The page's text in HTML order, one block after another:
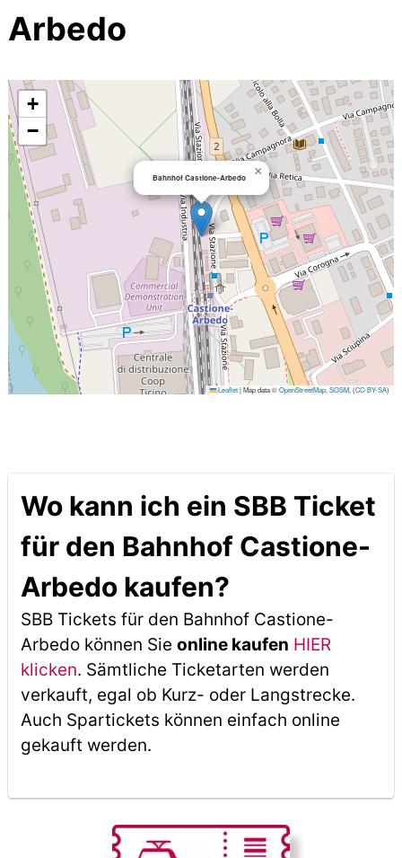
Arbedo
Bahnhof Castione-Arbedo ×
+
−
Leaflet|Map data ©OpenStreetMap ,SOSM , (CC-BY-SA)
Wo kann ich ein SBB Ticket
für den Bahnhof Castione-
Arbedo kaufen?
SBB Tickets für den Bahnhof Castione-
Arbedo können Sie online kaufen HIER
klicken. Sämtliche Ticketarten werden
verkauft, egal ob Kurz- oder Langstrecke.
Auch Spartickets können einfach online
gekauft werden.